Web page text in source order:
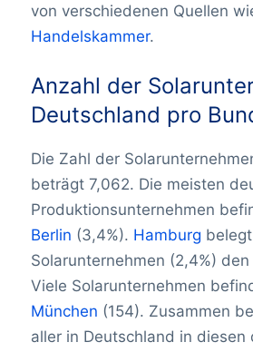
von verschiedenen Quellen
Handelskammer.
Anzahl der
Deutschland pro
Die Zahl der
beträgt 7,062. Die meisten
Produktionsunternehmen
Berlin (3,4%). Hamburg
Solarunternehmen (2,4%)
Viele Solarunternehmen
München (154). Zusammen
aller in Deutschland in diesen